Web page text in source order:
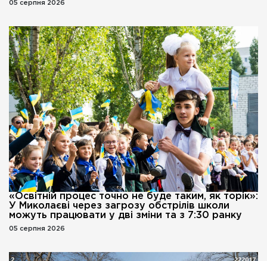
05 серпня 2026
«Освітній процес точно не буде таким, як торік»:
У Миколаєві через загрозу обстрілів школи
можуть працювати у дві зміни та з 7:30 ранку
05 серпня 2026